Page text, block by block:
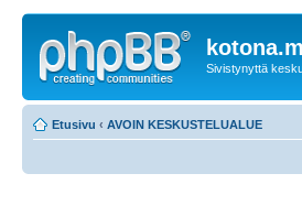
Sivistynyttä
Etusivu ‹ AVOIN KESKUSTELUALUE